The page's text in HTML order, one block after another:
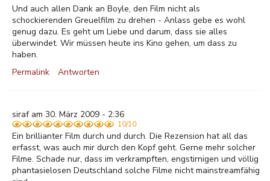
Und auch allen Dank an Boyle, den Film nicht als
schockierenden Greuelfilm zu drehen - Anlass gebe es wohl
genug dazu. Es geht um Liebe und darum, dass sie alles
überwindet. Wir müssen heute ins Kino gehen, um dass zu
haben.
Permalink
Antworten
siraf am 30. März 2009 - 2:36
10/10
Ein brillianter Film durch und durch. Die Rezension hat all das
erfasst, was auch mir durch den Kopf geht. Gerne mehr solcher
Filme. Schade nur, dass im verkrampften, engstirnigen und völlig
phantasielosen Deutschland solche Filme nicht mainstreamfähig